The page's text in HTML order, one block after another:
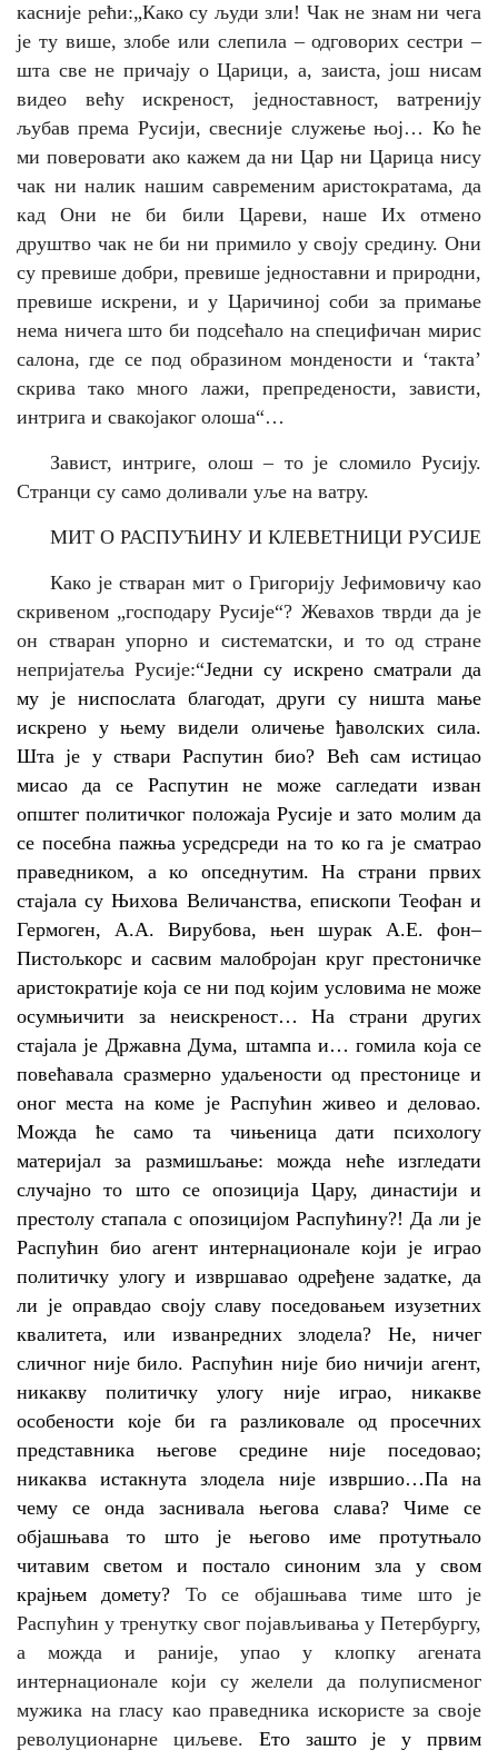
касније рећи:„Како су људи зли! Чак не знам ни чега
је ту више, злобе или слепила – одговорих сестри –
шта све не причају о Царици, а, заиста, још нисам
видео већу искреност, једноставност, ватренију
љубав према Русији, свесније служење њој… Ко ће
ми поверовати ако кажем да ни Цар ни Царица нису
чак ни налик нашим савременим аристократама, да
кад Они не би били Цареви, наше Их отмено
друштво чак не би ни примило у своју средину. Они
су превише добри, превише једноставни и природни,
превише искрени, и у Царичиној соби за примање
нема ничега што би подсећало на специфичан мирис
салона, где се под образином мондености и ‘такта’
скрива тако много лажи, препредености, зависти,
интрига и свакојаког олоша“…
Завист, интриге, олош – то је сломило Русију.
Странци су само доливали уље на ватру.
МИТ О РАСПУЋИНУ И КЛЕВЕТНИЦИ РУСИЈЕ
Како је стваран мит о Григорију Јефимовичу као
скривеном „господару Русије“? Жевахов тврди да је
он стваран упорно и систематски, и то од стране
непријатеља Русије:“Једни су искрено сматрали да
му је ниспослата благодат, други су ништа мање
искрено у њему видели оличење ђаволских сила.
Шта је у ствари Распутин био? Већ сам истицао
мисао да се Распутин не може сагледати изван
општег политичког положаја Русије и зато молим да
се посебна пажња усредсреди на то ко га је сматрао
праведником, а ко опседнутим. На страни првих
стајала су Њихова Величанства, епископи Теофан и
Гермоген, А.А. Вирубова, њен шурак А.Е. фон–
Пистољкорс и сасвим малобројан круг престоничке
аристократије која се ни под којим условима не може
осумњичити за неискреност… На страни других
стајала је Државна Дума, штампа и… гомила која се
повећавала сразмерно удаљености од престонице и
оног места на коме је Распућин живео и деловао.
Можда ће само та чињеница дати психологу
материјал за размишљање: можда неће изгледати
случајно то што се опозиција Цару, династији и
престолу стапала с опозицијом Распућину?! Да ли је
Распућин био агент интернационале који је играо
политичку улогу и извршавао одређене задатке, да
ли је оправдао своју славу поседовањем изузетних
квалитета, или изванредних злодела?
Не, ничег
сличног није било. Распућин није био ничији агент,
никакву политичку улогу није играо, никакве
особености које би га разликовале од просечних
представника његове средине није поседовао;
никаква истакнута злодела није извршио…Па на
чему се онда заснивала његова слава? Чиме се
објашњава то што је његово име протутњало
читавим светом и постало синоним зла у свом
крајњем домету? То се објашњава тиме што је
Распућин у тренутку свог појављивања у Петербургу,
а можда и раније, упао у клопку агената
интернационале који су желели да полуписменог
мужика на гласу као праведника искористе за своје
револуционарне циљеве. Ето зашто је у првим